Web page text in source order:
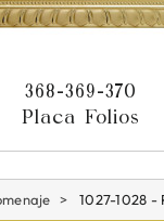
1027-1028 -
368-369-370
Placa Folios